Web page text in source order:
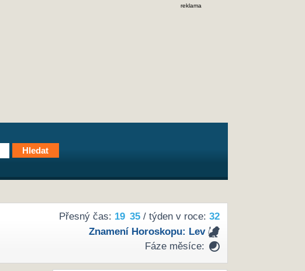
reklama
Přesný čas: 19 35/ týden v roce: 32
Znamení Horoskopu: Lev
Fáze měsíce: